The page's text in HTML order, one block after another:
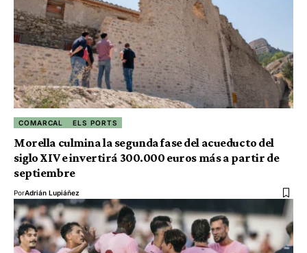
COMARCAL ELS PORTS
Morella culmina la segunda fase del acueducto del
siglo XIV e invertirá 300.000 euros más a partir de
septiembre
PorAdrián Lupiáñez